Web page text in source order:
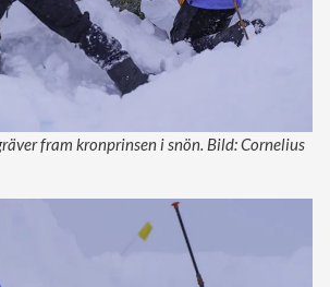
fram kronprinsen i snön. Bild: Cornelius